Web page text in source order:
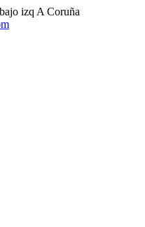
izq A Coruña